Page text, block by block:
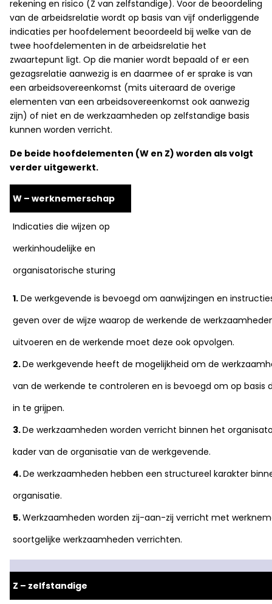
rekening en risico (Z van zelfstandige). Voor de beoordeling
van de arbeidsrelatie wordt op basis van vijf onderliggende
indicaties per hoofdelement beoordeeld bij welke van de
twee hoofdelementen in de arbeidsrelatie het
zwaartepunt ligt. Op die manier wordt bepaald of er een
gezagsrelatie aanwezig is en daarmee of er sprake is van
een arbeidsovereenkomst (mits uiteraard de overige
elementen van een arbeidsovereenkomst ook aanwezig
zijn) of niet en de werkzaamheden op zelfstandige basis
kunnen worden verricht.
De beide hoofdelementen (W en Z) worden als volgt
verder uitgewerkt.
W – werknemerschap
Indicaties die wijzen op
werkinhoudelijke en
organisatorische sturing
1. De werkgevende is bevoegd om aanwijzingen en
geven over de wijze waarop de werkende de
uitvoeren en de werkende moet deze ook opvolgen.
2.De werkgevende heeft de mogelijkheid om de
van de werkende te controleren en is bevoegd om op basis
in te grijpen.
3.De werkzaamheden worden verricht binnen het
kader van de organisatie van de werkgevende.
4.De werkzaamheden hebben een structureel karakter
organisatie.
5.Werkzaamheden worden zij-aan-zij verricht met
soortgelijke werkzaamheden verrichten.
Z – zelfstandige